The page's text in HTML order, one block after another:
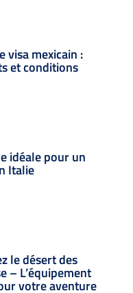
visa mexicain :
et conditions
idéale pour un
Italie
le désert des
– L’équipement
votre aventure